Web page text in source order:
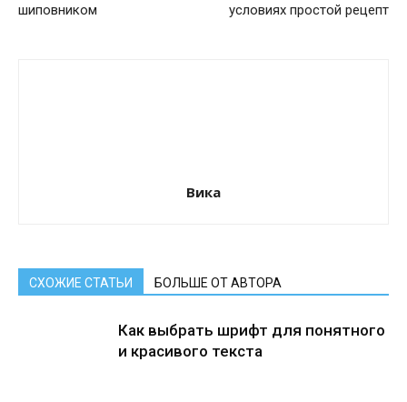
шиповником
условиях простой рецепт
Вика
СХОЖИЕ СТАТЬИ БОЛЬШЕ ОТ АВТОРА
Как выбрать шрифт для понятного
и красивого текста